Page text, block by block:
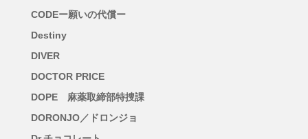
CODEー願いの代償ー
Destiny
DIVER
DOCTOR PRICE
DOPE 麻薬取締部特捜課
DORONJO／ドロンジョ